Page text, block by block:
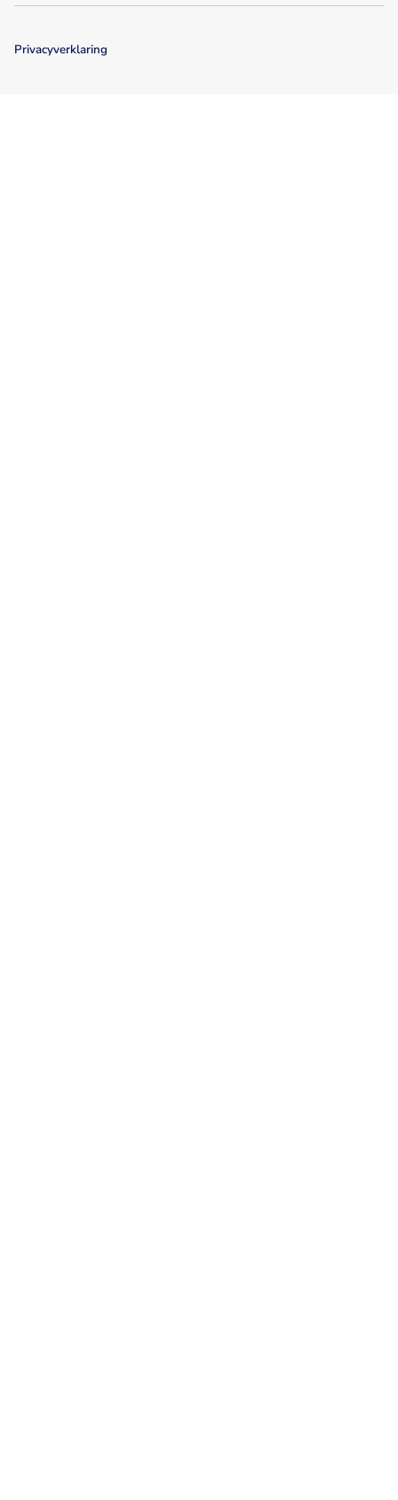
Privacyverklaring